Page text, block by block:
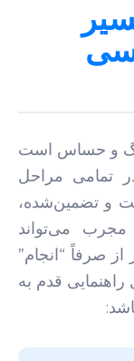
و حساس است
تمامی مراحل
و تضمین‌شده،
می‌تواند
از صرفاً “انجام”
راهنمایی قدم به